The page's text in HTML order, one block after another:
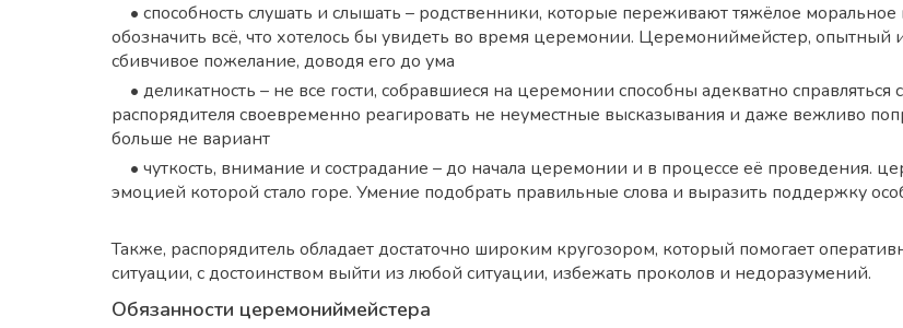
• способность слушать и слышать – родственники, которые переживают тяжёлое
обозначить всё, что хотелось бы увидеть во время церемонии. Церемониймейстер, опытный
сбивчивое пожелание, доводя его до ума
• деликатность – не все гости, собравшиеся на церемонии способны адекватно
распорядителя своевременно реагировать не неуместные высказывания и даже вежливо
больше не вариант
• чуткость, внимание и сострадание – до начала церемонии и в процессе её проведения.
эмоцией которой стало горе. Умение подобрать правильные слова и выразить поддержку
Также, распорядитель обладает достаточно широким кругозором, который помогает
ситуации, с достоинством выйти из любой ситуации, избежать проколов и недоразумений.
Обязанности церемониймейстера